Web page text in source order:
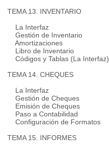
TEMA 13. INVENTARIO
La Interfaz
Gestión de Inventario
Amortizaciones
Libro de Inventario
Códigos y Tablas (La Interfaz)
TEMA 14. CHEQUES
La Interfaz
Gestión de Cheques
Emisión de Cheques
Paso a Contabilidad
Configuración de Formatos
TEMA 15. INFORMES